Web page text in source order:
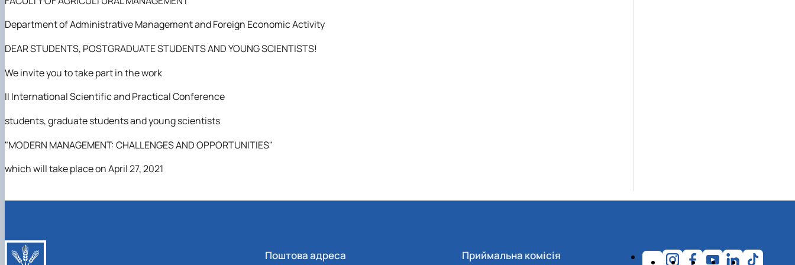
Department of Administrative Management and Foreign Economic Activity
DEAR STUDENTS, POSTGRADUATE STUDENTS AND YOUNG SCIENTISTS!
We invite you to take part in the work
II International Scientific and Practical Conference
students, graduate students and young scientists
"MODERN MANAGEMENT: CHALLENGES AND OPPORTUNITIES"
which will take place on April 27, 2021
Поштова адреса Приймальна комісія